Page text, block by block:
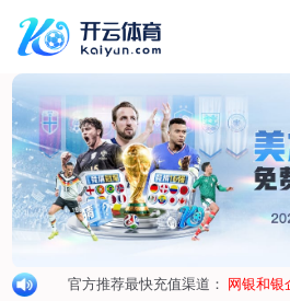
首页
关于我们
荣誉资质
合作伙伴
产品中心
烤箱纸
蜡纸
防油纸
糖果包装纸